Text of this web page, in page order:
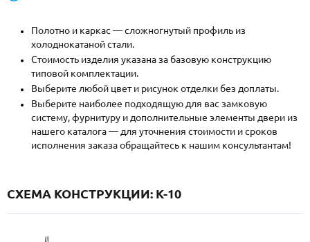
INFO@META-M.RU
ЗАПРОСИТЬ РАСЧЕТ
Каталог Распродажа Как купить
Записаться на замер
Полотно и каркас — сложногнутый профиль из
холоднокатаной стали.
Стоимость изделия указана за базовую конструкцию
типовой комплектации.
Выберите любой цвет и рисунок отделки без доплаты.
Выберите наиболее подходящую для вас замковую
систему, фурнитуру и дополнительные элементы двери из
нашего каталога — для уточнения стоимости и сроков
исполнения заказа обращайтесь к нашим консультантам!
СХЕМА КОНСТРУКЦИИ: K-10